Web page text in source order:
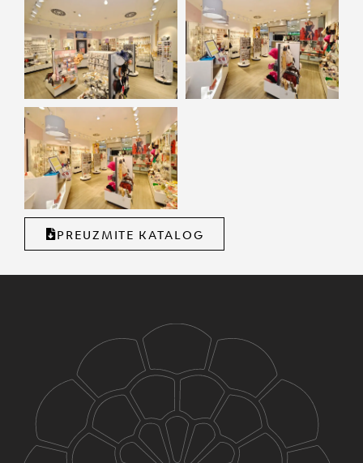
PREUZMITE KATALOG